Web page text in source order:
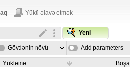
Yükü əlavə etmək
Yeni
Gövdənin növü Add parameters
Yükləmə